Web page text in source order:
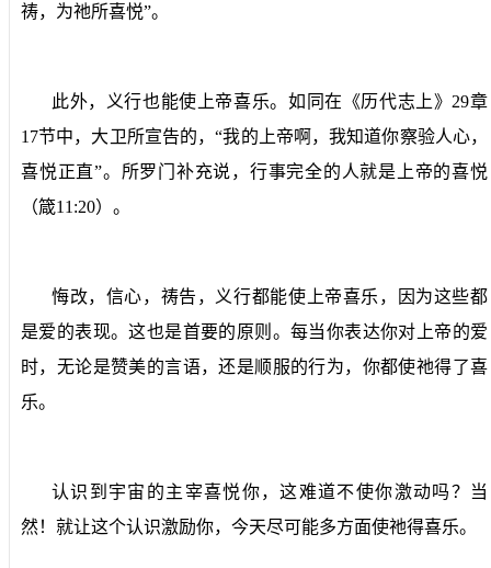
祷，为祂所喜悦”。
此外，义行也能使上帝喜乐。如同在《历代志上》 29章
17节中，大卫所宣告的，“我的上帝啊，我知道你察验人心，
喜悦正直”。所罗门补充说，行事完全的人就是上帝的喜悦
（箴11:20）。
悔改，信心，祷告，义行都能使上帝喜乐，因为这些都
是爱的表现。这也是首要的原则。每当你表达你对上帝的爱
时，无论是赞美的言语，还是顺服的行为，你都使祂得了喜
乐。
认识到宇宙的主宰喜悦你，这难道不使你激动吗？当
然！就让这个认识激励你，今天尽可能多方面使祂得喜乐。